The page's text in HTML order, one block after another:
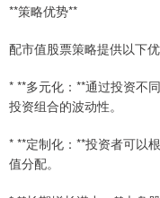
**策略优势**
配市值股票策略提供以下优
* **多元化：**通过投资不
投资组合的波动性。
* **定制化：**投资者可以
值分配。